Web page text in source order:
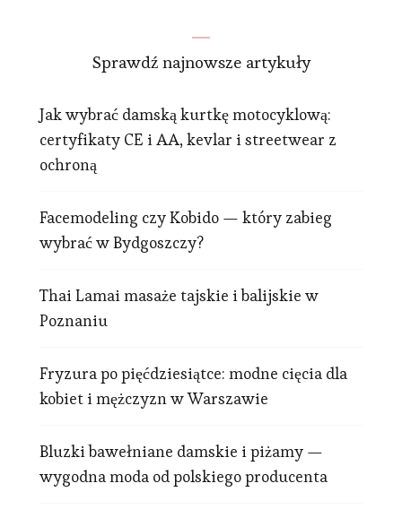
Sprawdź najnowsze artykuły
Jak wybrać damską kurtkę motocyklową:
certyfikaty CE i AA, kevlar i streetwear z
ochroną
Facemodeling czy Kobido — który zabieg
wybrać w Bydgoszczy?
Thai Lamai masaże tajskie i balijskie w
Poznaniu
Fryzura po pięćdziesiątce: modne cięcia dla
kobiet i mężczyzn w Warszawie
Bluzki bawełniane damskie i piżamy —
wygodna moda od polskiego producenta